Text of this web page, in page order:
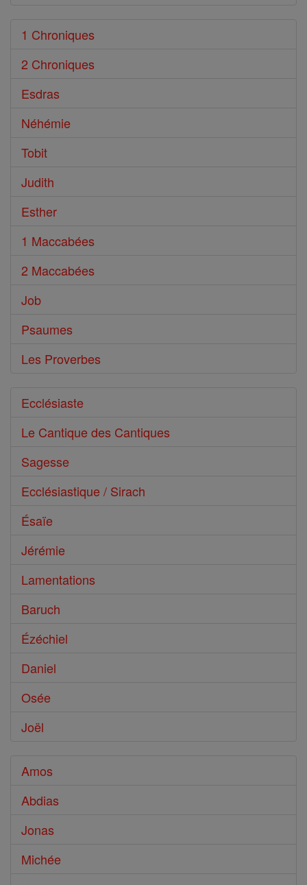
1 Chroniques
2 Chroniques
Esdras
Néhémie
Tobit
Judith
Esther
1 Maccabées
2 Maccabées
Job
Psaumes
Les Proverbes
Ecclésiaste
Le Cantique des Cantiques
Sagesse
Ecclésiastique / Sirach
Ésaïe
Jérémie
Lamentations
Baruch
Ézéchiel
Daniel
Osée
Joël
Amos
Abdias
Jonas
Michée